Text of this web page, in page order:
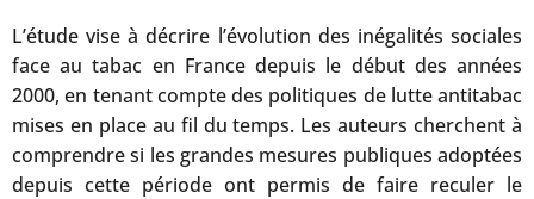
L’étude vise à décrire l’évolution des inégalités sociales
face au tabac en France depuis le début des années
2000, en tenant compte des politiques de lutte antitabac
mises en place au fil du temps. Les auteurs cherchent à
comprendre si les grandes mesures publiques adoptées
depuis cette période ont permis de faire reculer le